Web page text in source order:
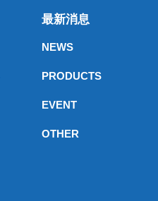
最新消息
NEWS
PRODUCTS
EVENT
OTHER